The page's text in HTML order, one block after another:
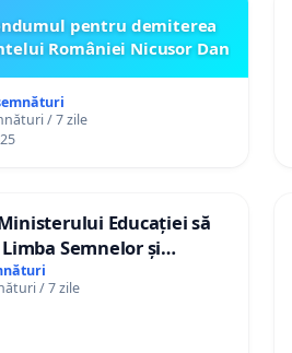
pentru demiterea
României Nicusor Dan
/ 7 zile
Educației să
Semnelor și
Braille în școlile din
Moldova!
/ 7 zile